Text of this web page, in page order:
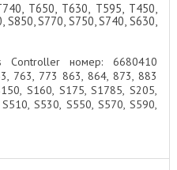
T650, T630, T595, T450,
S770, S750, S740, S630,
Controller номер: 6680410
763, 773 863, 864, 873, 883
S160, S175, S1785, S205,
S530, S550, S570, S590,